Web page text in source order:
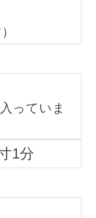
っていま
1分